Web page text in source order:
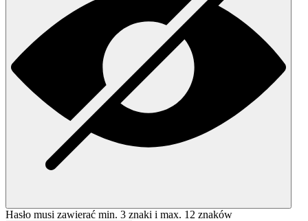
Hasło musi zawierać min. 3 znaki i max. 12 znaków